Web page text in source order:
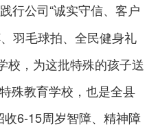
行公司“诚实守信、客户
羽毛球拍、全民健身礼
校，为这批特殊的孩子送
殊教育学校，也是全县
6-15周岁智障、精神障